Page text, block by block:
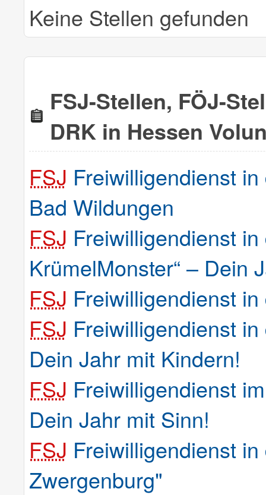
Keine Stellen gefunden
FSJ-Stellen, FÖJ-
DRK in Hessen
FSJ Freiwilligendienst
Bad Wildungen
FSJ Freiwilligendienst
KrümelMonster“ – Dein
FSJ Freiwilligendienst
FSJ Freiwilligendienst
Dein Jahr mit Kindern!
FSJ Freiwilligendienst
Dein Jahr mit Sinn!
FSJ Freiwilligendienst
Zwergenburg"